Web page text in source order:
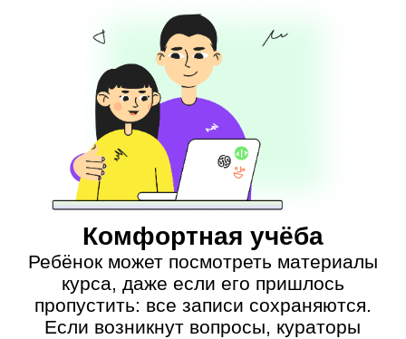
Наставники—
эксперты
с педагогическим
опытом